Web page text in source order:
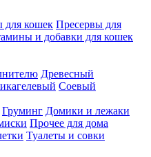
для кошек Пресервы для
и добавки для кошек
Древесный
Соевый
Груминг Домики и лежаки
Прочее для дома
Туалеты и совки